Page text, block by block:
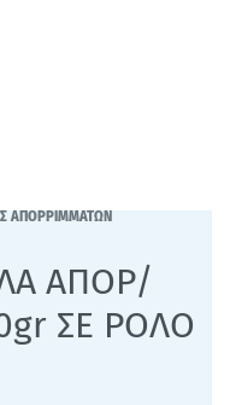
ΑΠΟΡΡΙΜΜΑΤΩΝ
ΑΠΟΡ/
ΣΕ ΡΟΛΟ